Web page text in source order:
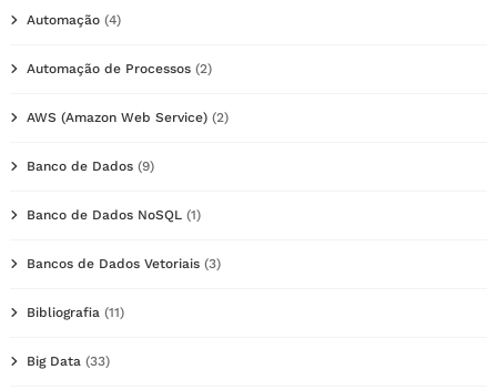
Automação (4)
Automação de Processos (2)
AWS (Amazon Web Service) (2)
Banco de Dados (9)
Banco de Dados NoSQL (1)
Bancos de Dados Vetoriais (3)
Bibliografia (11)
Big Data (33)